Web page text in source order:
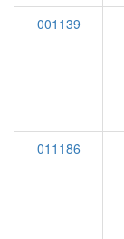
001139
011186